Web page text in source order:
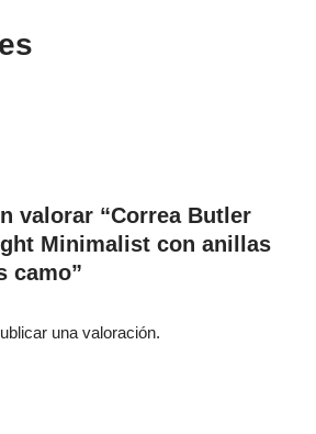
valorar “Correa Butler
Minimalist con anillas
camo”
una valoración.